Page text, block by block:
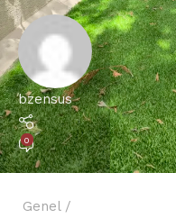
bzensus
0
Genel